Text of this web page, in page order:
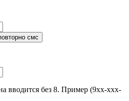
вводится без 8. Пример (9хх-ххх-